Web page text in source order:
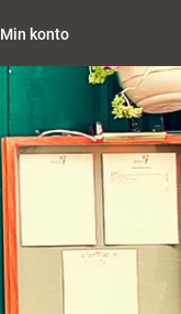
Min konto